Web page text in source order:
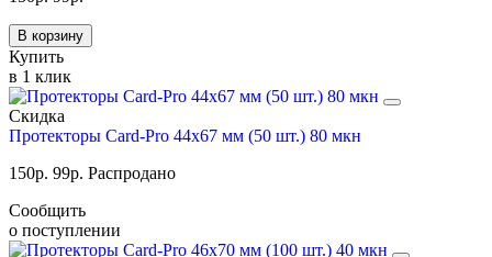
В корзину
Купить
в 1 клик
Скидка
Протекторы Card-Pro 44x67 мм (50 шт.) 80 мкн
150р. 99р. Распродано
Сообщить
о поступлении